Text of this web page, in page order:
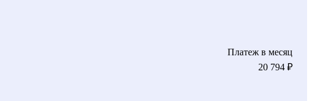
Платеж в месяц
20 794 ₽